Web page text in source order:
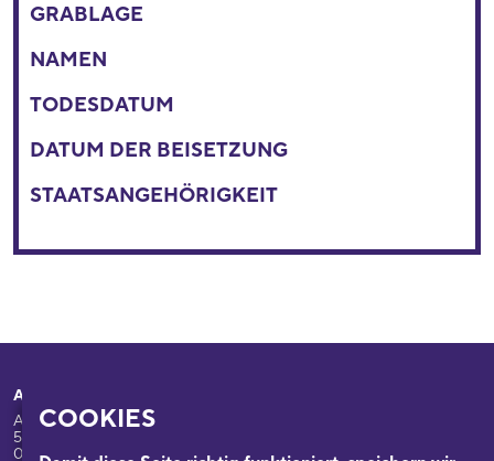
COOKIES
GRABLAGE
NAMEN
TODESDATUM
DATUM DER BEISETZUNG
STAATSANGEHÖRIGKEIT
Adresse
Appellhofplatz 23-25
50667 Köln
0221/221-26332
Programm